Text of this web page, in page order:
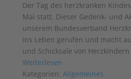
Der Tag des herzkranken
Mai statt. Dieser Gedenk- und
unserem Bundesverband
ins Leben gerufen und macht
und Schicksale von
Weiterlesen
Kategorien: Allgemeines